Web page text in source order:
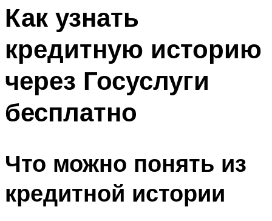
Как узнать
кредитную историю
через Госуслуги
бесплатно
Что можно понять из
кредитной истории